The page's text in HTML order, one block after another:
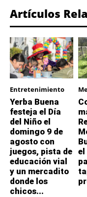
Artículos
Entretenimiento
Yerba Buena
festeja el Día
del Niño el
domingo 9 de
agosto con
juegos, pista de
educación vial
y un mercadito
donde los
chicos...
el